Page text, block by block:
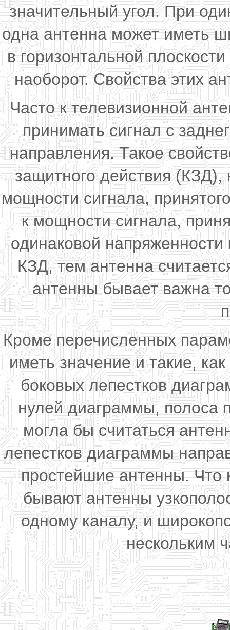
значительный угол. При
одна антенна может иметь
в горизонтальной
наоборот. Свойства этих
Часто к телевизионной
принимать сигнал с
направления. Такое
защитного действия
мощности сигнала,
к мощности сигнала,
одинаковой
КЗД, тем антенна
антенны бывает важна
Кроме перечисленных
иметь значение и такие,
боковых лепестков
нулей диаграммы, полоса
могла бы считаться
лепестков диаграммы
простейшие антенны. Что
бывают антенны
одному каналу, и
нескольким